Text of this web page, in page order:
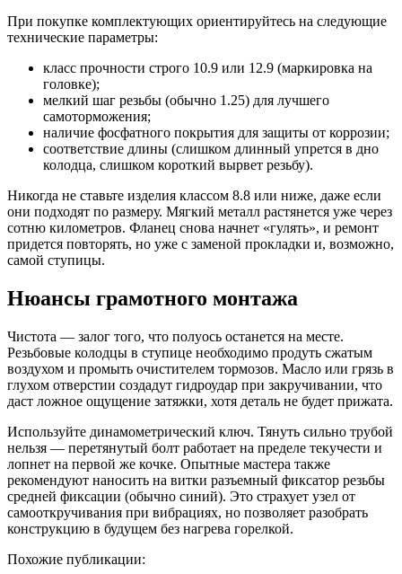
При покупке комплектующих ориентируйтесь на следующие
технические параметры:
класс прочности строго 10.9 или 12.9 (маркировка на
головке);
мелкий шаг резьбы (обычно 1.25) для лучшего
самоторможения;
наличие фосфатного покрытия для защиты от коррозии;
соответствие длины (слишком длинный упрется в дно
колодца, слишком короткий вырвет резьбу).
Никогда не ставьте изделия классом 8.8 или ниже, даже если
они подходят по размеру. Мягкий металл растянется уже через
сотню километров. Фланец снова начнет «гулять», и ремонт
придется повторять, но уже с заменой прокладки и, возможно,
самой ступицы.
Нюансы грамотного монтажа
Чистота — залог того, что полуось останется на месте.
Резьбовые колодцы в ступице необходимо продуть сжатым
воздухом и промыть очистителем тормозов. Масло или грязь в
глухом отверстии создадут гидроудар при закручивании, что
даст ложное ощущение затяжки, хотя деталь не будет прижата.
Используйте динамометрический ключ. Тянуть сильно трубой
нельзя — перетянутый болт работает на пределе текучести и
лопнет на первой же кочке. Опытные мастера также
рекомендуют наносить на витки разъемный фиксатор резьбы
средней фиксации (обычно синий). Это страхует узел от
самооткручивания при вибрациях, но позволяет разобрать
конструкцию в будущем без нагрева горелкой.
Похожие публикации: